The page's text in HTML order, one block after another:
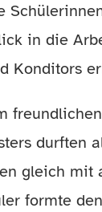
in die
Konditors
durften
gleich mit
formte